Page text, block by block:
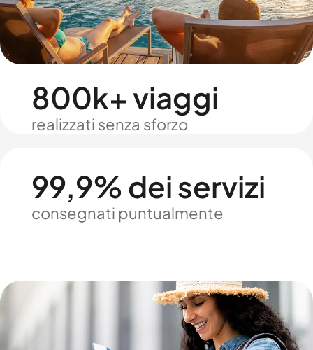
800k+ viaggi
realizzati senza sforzo
99,9% dei servizi
consegnati puntualmente